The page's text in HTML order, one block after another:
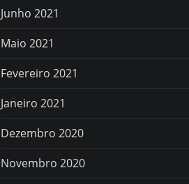
Junho 2021
Maio 2021
Fevereiro 2021
Janeiro 2021
Dezembro 2020
Novembro 2020